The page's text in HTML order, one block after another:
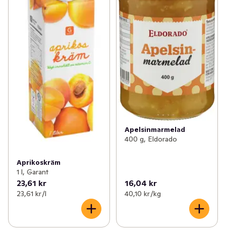
Aprikoskräm
1 l, Garant
23,61 kr
23,61 kr /l
Apelsinmarmelad
400 g, Eldorado
16,04 kr
40,10 kr /kg